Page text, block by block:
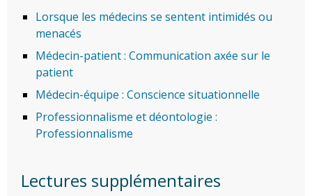
Lorsque les médecins se sentent intimidés ou
menacés
Médecin-patient : Communication axée sur le
patient
Médecin-équipe : Conscience situationnelle
Professionnalisme et déontologie :
Professionnalisme
Lectures supplémentaires